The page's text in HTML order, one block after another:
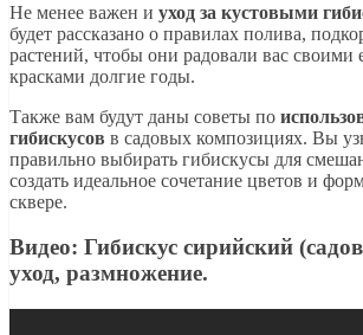
Не менее важен и уход за кустовыми
будет рассказано о правилах полива,
растений, чтобы они радовали вас своими
красками долгие годы.
Также вам будут даны советы по
гибискусов в садовых композициях. Вы
правильно выбирать гибискусы для
создать идеальное сочетание цветов и
сквере.
Видео: Гибискус сирийский
уход, размножение.